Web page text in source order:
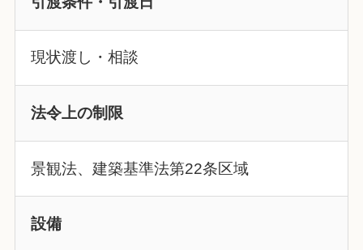
現状渡し・相談
法令上の制限
景観法、建築基準法第22条区域
設備